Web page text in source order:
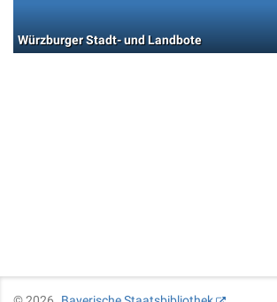
Würzburger Stadt- und Landbote